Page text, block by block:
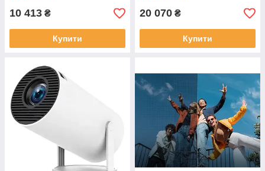
10 413 ₴
Купити
20 070 ₴
Купити